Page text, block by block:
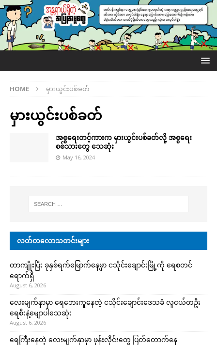
HOME မှားယွင်းပစ်ခတ်
မှားယွင်းပစ်ခတ်
အစ္စရေးတင့်ကားက မှားယွင်းပစ်ခတ်လို့ အစ္စရေး
စစ်သားတွေ သေဆုံး
May 16, 2024
လတ်တလောသတင်းများ
တာကျိုးပြီး ခုနှစ်ရက်မြောက်နေ့မှာ ငသိုင်းချောင်းမြို့ကို ရေစတင်
ရောက်ရှိ
August 6, 2026
လေးမျက်နှာမှာ ရေဘေးကူနေတဲ့ ငသိုင်းချောင်းဒေသခံ လူငယ်တဦး
ရေစီးနဲ့မျောပါသေဆုံး
August 6, 2026
ရေကြီးနေတဲ့ လေးမျက်နှာမှာ ဖုန်းလိုင်းတွေ ပြတ်တောက်နေ